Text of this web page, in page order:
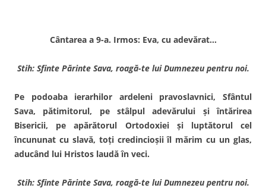
Cântarea a 9-a. Irmos: Eva, cu adevărat…
Stih: Sfinte Părinte Sava, roagă-te lui Dumnezeu pentru noi.
Pe podoaba ierarhilor ardeleni pravoslavnici, Sfântul
Sava, pătimitorul, pe stâlpul adevărului şi întărirea
Bisericii, pe apărătorul Ortodoxiei şi luptătorul cel
încununat cu slavă, toţi credin­cioşii îl mărim cu un glas,
aducând lui Hristos laudă în veci.
Stih: Sfinte Părinte Sava, roagă-te lui Dumnezeu pentru noi.